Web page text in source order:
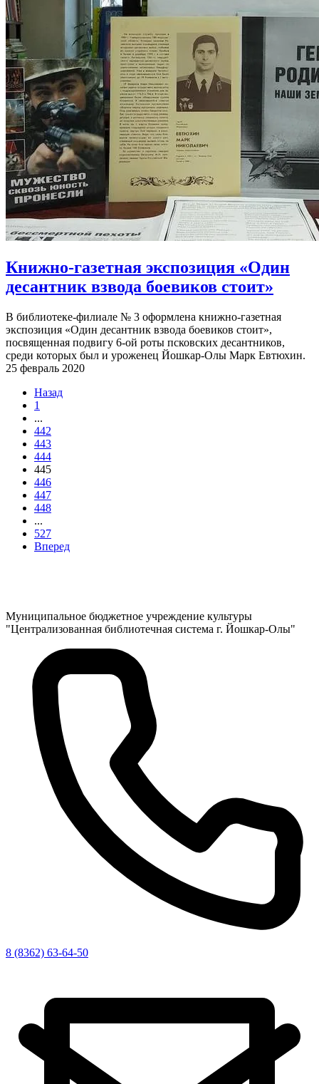
Книжно-газетная экспозиция «Один
десантник взвода боевиков стоит»
В библиотеке-филиале № 3 оформлена книжно-газетная
экспозиция «Один десантник взвода боевиков стоит»,
посвященная подвигу 6-ой роты псковских десантников,
среди которых был и уроженец Йошкар-Олы Марк Евтюхин.
25 февраль 2020
Назад
1
...
442
443
444
445
446
447
448
...
527
Вперед
Муниципальное бюджетное учреждение культуры
"Централизованная библиотечная система г. Йошкар-Олы"
8 (8362) 63-64-50